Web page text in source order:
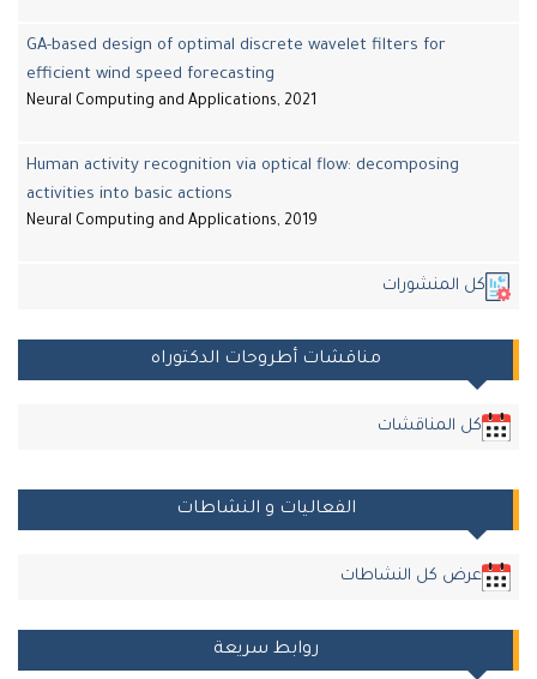
GA-based design of optimal discrete wavelet filters for
efficient wind speed forecasting
Neural Computing and Applications, 2021
Human activity recognition via optical flow: decomposing
activities into basic actions
Neural Computing and Applications, 2019
المنشورات
مناقشات أطروحات الدكتوراه
كل المناقشات
الفعاليات و النشاطات
عرض كل النشاطات
روابط سريعة